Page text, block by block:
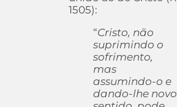
1505):
“Cristo, não
suprimindo o
sofrimento,
mas
assumindo-o e
dando-lhe novo